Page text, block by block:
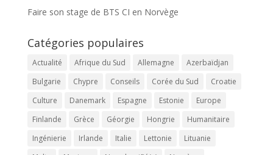
Faire son stage de BTS CI en Norvège
Catégories populaires
Actualité Afrique du Sud Allemagne
Azerbaïdjan
Bulgarie
Chypre Conseils Corée du Sud
Croatie
Culture
Danemark Espagne Estonie
Europe
Finlande
Grèce Géorgie Hongrie
Humanitaire
Ingénierie
Irlande Italie Lettonie
Lituanie